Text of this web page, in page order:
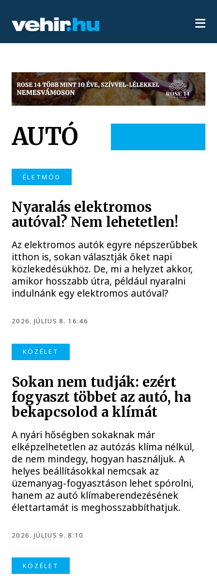
AUTÓ
ÉLETMÓD
Nyaralás elektromos
autóval? Nem lehetetlen!
Az elektromos autók egyre népszerűbbek
itthon is, sokan választják őket napi
közlekedésükhöz. De, mi a helyzet akkor,
amikor hosszabb útra, például nyaralni
indulnánk egy elektromos autóval?
2026. JÚLIUS 8. 16:46
KÖZÉLET
Sokan nem tudják: ezért
fogyaszt többet az autó, ha
bekapcsolod a klímát
A nyári hőségben sokaknak már
elképzelhetetlen az autózás klíma nélkül,
de nem mindegy, hogyan használjuk. A
helyes beállításokkal nemcsak az
üzemanyag-fogyasztáson lehet spórolni,
hanem az autó klímaberendezésének
élettartamát is meghosszabbíthatjuk.
2026. JÚLIUS 9. 8:10
KÖZÉLET